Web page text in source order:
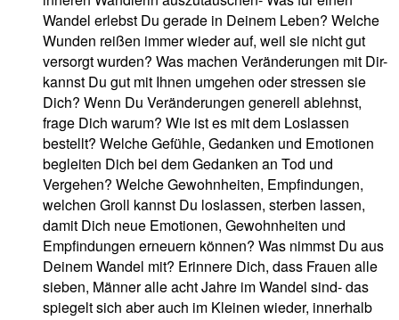
Wandel erlebst Du gerade in Deinem Leben? Welche
Wunden reißen immer wieder auf, weil sie nicht gut
versorgt wurden? Was machen Veränderungen mit Dir-
kannst Du gut mit Ihnen umgehen oder stressen sie
Dich? Wenn Du Veränderungen generell ablehnst,
frage Dich warum? Wie ist es mit dem Loslassen
bestellt? Welche Gefühle, Gedanken und Emotionen
begleiten Dich bei dem Gedanken an Tod und
Vergehen? Welche Gewohnheiten, Empfindungen,
welchen Groll kannst Du loslassen, sterben lassen,
damit Dich neue Emotionen, Gewohnheiten und
Empfindungen erneuern können? Was nimmst Du aus
Deinem Wandel mit? Erinnere Dich, dass Frauen alle
sieben, Männer alle acht Jahre im Wandel sind- das
spiegelt sich aber auch im Kleinen wieder, innerhalb